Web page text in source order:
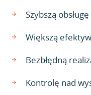
Szybszą
Większą
Bezbłędną
Kontrolę nad